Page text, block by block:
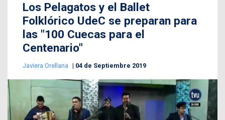
Los Pelagatos y el Ballet
Folklórico UdeC se preparan para
las "100 Cuecas para el
Centenario"
Javiera Orellana 04 de Septiembre 2019